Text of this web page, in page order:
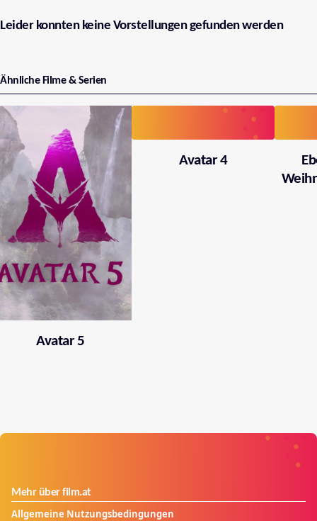
Leider konnten keine Vorstellungen gefunden werden
Ähnliche Filme & Serien
Avatar 5
Avatar 4
Mehr über film.at
Allgemeine Nutzungsbedingungen